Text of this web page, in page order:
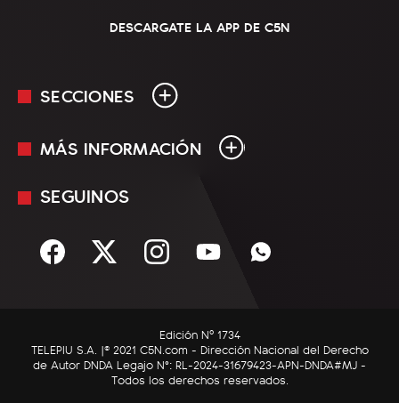
DESCARGATE LA APP DE C5N
SECCIONES
En Vivo
Sociedad
C5N Autos
RatingCero
MÁS INFORMACIÓN
Mediakit
Términos y condiciones
SEGUINOS
Edición Nº 1734
TELEPIU S.A. |© 2021 C5N.com - Dirección Nacional del Derecho
de Autor DNDA Legajo N°: RL-2024-31679423-APN-DNDA#MJ -
Todos los derechos reservados.